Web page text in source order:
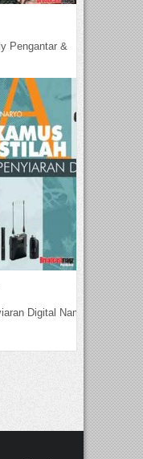
Pengantar &
Digital Nama